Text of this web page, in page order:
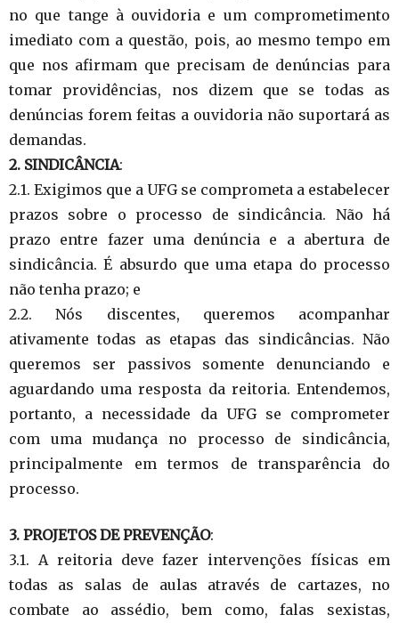
no que tange à ouvidoria e um comprometimento
imediato com a questão, pois, ao mesmo tempo em
que nos afirmam que precisam de denúncias para
tomar providências, nos dizem que se todas as
denúncias forem feitas a ouvidoria não suportará as
demandas.
2. SINDICÂNCIA:
2.1. Exigimos que a UFG se comprometa a estabelecer
prazos sobre o processo de sindicância. Não há
prazo entre fazer uma denúncia e a abertura de
sindicância. É absurdo que uma etapa do processo
não tenha prazo; e
2.2. Nós discentes, queremos acompanhar
ativamente todas as etapas das sindicâncias. Não
queremos ser passivos somente denunciando e
aguardando uma resposta da reitoria. Entendemos,
portanto, a necessidade da UFG se comprometer
com uma mudança no processo de sindicância,
principalmente em termos de transparência do
processo.
3. PROJETOS DE PREVENÇÃO:
3.1. A reitoria deve fazer intervenções físicas em
todas as salas de aulas através de cartazes, no
combate ao assédio, bem como, falas sexistas,